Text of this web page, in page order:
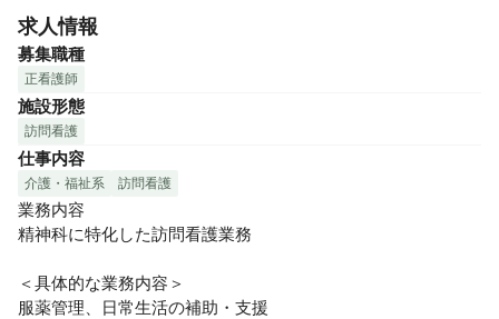
添い・共に支え合う地域社会を実現する。
その専門的な知識・経験を活かした「在宅医療トータルサポ
ート」が、私たちの強みです。
ご利用者様が住み慣れた環境のもと、安心・安全・快適な生
活を支援しています。
求人情報
募集職種
正看護師
施設形態
訪問看護
仕事内容
介護・福祉系 訪問看護
業務内容
精神科に特化した訪問看護業務
＜具体的な業務内容＞
服薬管理、日常生活の補助・支援